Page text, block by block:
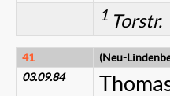
1 Torstr.
41
(Neu-
03.09.84